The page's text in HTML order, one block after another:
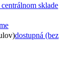
centrálnom sklade
dostupná (bez